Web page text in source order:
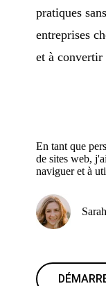
pratiques
entreprises
et à
En tant que
de sites web,
naviguer et à